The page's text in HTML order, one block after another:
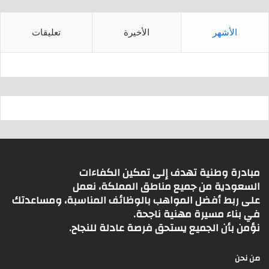
الأشهر الأخيرة تعليقات
مبادرة وطنية تهدف إلى تمكين الكفاءات
السعودية من جميع مناطق المملكة، نعمل
على ربط أفضل المواهب بالوظائف المناسبة، ومساعدتك
في بناء مسيرة مهنية ناجحة.
نؤمن بأن الجميع يستحق فرصة عادلة للنجاح.
من نحن